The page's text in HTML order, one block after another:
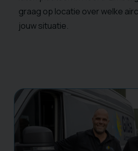
graag op locatie over welke
jouw situatie.